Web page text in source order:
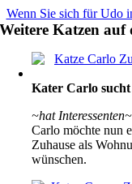
Wenn Sie sich für Udo
Weitere Katzen auf
Kater Carlo
~hat Interessenten~
Carlo möchte nun
Zuhause als
wünschen.